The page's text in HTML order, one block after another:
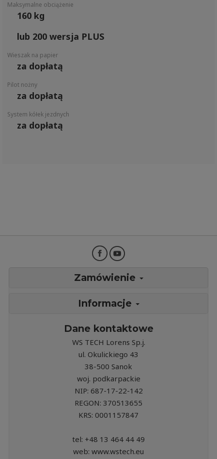
Maksymalne obciążenie
160 kg
lub 200 wersja PLUS
Wieszak na papier
za dopłatą
Pilot nożny
za dopłatą
System kółek jezdnych
za dopłatą
Zamówienie
Informacje
Dane kontaktowe
WS TECH Lorens Sp.j.
ul. Okulickiego 43
38-500 Sanok
woj. podkarpackie
NIP: 687-17-22-142
REGON: 370513655
KRS: 0001157847
tel: +48 13 464 44 49
web: www.wstech.eu